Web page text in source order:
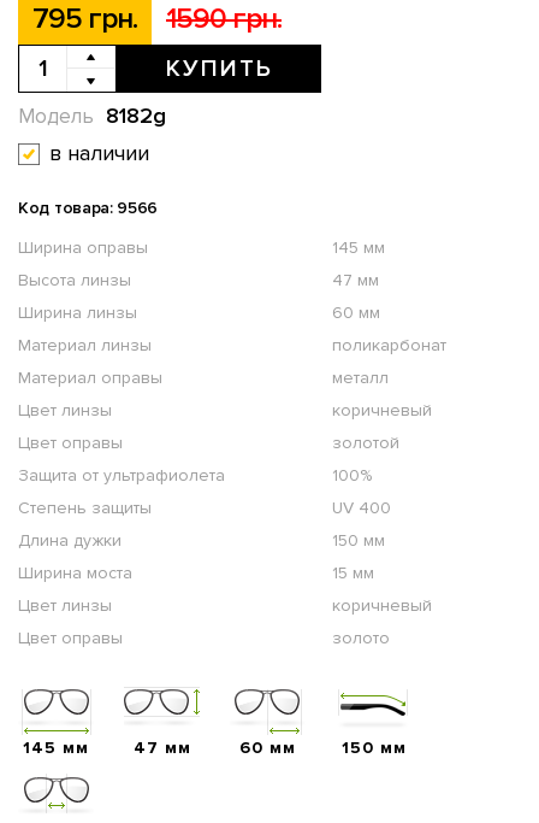
795 грн. 1590 грн.
КУПИТЬ
8182g
Модель
в наличии
Код товара: 9566
Ширина оправы
145 мм
Высота линзы
47 мм
Ширина линзы
60 мм
Материал линзы
поликарбонат
Материал оправы
металл
Цвет линзы
коричневый
Цвет оправы
золотой
Защита от ультрафиолета
100%
Степень защиты
UV 400
Длина дужки
150 мм
Ширина моста
15 мм
Цвет линзы
коричневый
Цвет оправы
золото
145 мм 47 мм 60 мм 150 мм